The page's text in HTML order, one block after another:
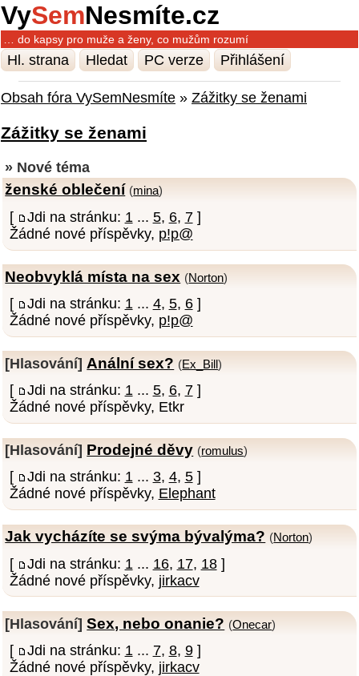
VySemNesmíte.cz
… do kapsy pro muže a ženy, co mužům rozumí
Hl. strana Hledat PC verze Přihlášení
Obsah fóra VySemNesmíte » Zážitky se ženami
Zážitky se ženami
» Nové téma
ženské oblečení (mina)
[ Jdi na stránku: 1 ... 5, 6, 7]
Žádné nové příspěvky, p!p@
Neobvyklá místa na sex (Norton)
[ Jdi na stránku: 1... 4, 5, 6]
Žádné nové příspěvky, p!p@
[Hlasování] Anální sex? (Ex_Bill)
[ Jdi na stránku: 1... 5, 6, 7]
Žádné nové příspěvky, Etkr
[Hlasování] Prodejné děvy (romulus)
[ Jdi na stránku: 1... 3, 4, 5]
Žádné nové příspěvky, Elephant
Jak vycházíte se svýma bývalýma? (Norton)
[ Jdi na stránku: 1 ... 16, 17, 18]
Žádné nové příspěvky, jirkacv
[Hlasování] Sex, nebo onanie? (Onecar)
[ Jdi na stránku: 1 ... 7, 8, 9]
Žádné nové příspěvky, jirkacv